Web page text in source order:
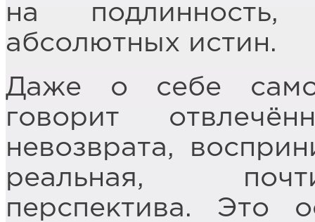
на
абсолютных истин.
Даже о себе
говорит
невозврата,
реальная,
перспектива. Это